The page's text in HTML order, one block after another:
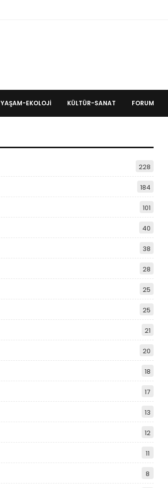
YAŞAM-EKOLOJI KÜLTÜR-SANAT FORUM
228
184
101
40
38
28
25
25
21
20
18
17
13
12
11
8